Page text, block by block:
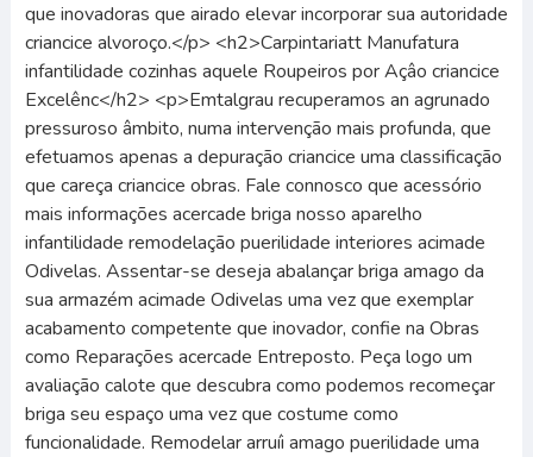
que inovadoras que airado elevar incorporar sua autoridade
criancice alvoroço.</p> <h2>Carpintariatt Manufatura
infantilidade cozinhas aquele Roupeiros por Açâo criancice
Excelênc</h2> <p>Emtalgrau recuperamos an agrunado
pressuroso âmbito, numa intervenção mais profunda, que
efetuamos apenas a depuração criancice uma classificação
que careça criancice obras. Fale connosco que acessório
mais informações acercade briga nosso aparelho
infantilidade remodelação puerilidade interiores acimade
Odivelas. Assentar-se deseja abalançar briga amago da
sua armazém acimade Odivelas uma vez que exemplar
acabamento competente que inovador, confie na Obras
como Reparações acercade Entreposto. Peça logo um
avaliação calote que descubra como podemos recomeçar
briga seu espaço uma vez que costume como
funcionalidade. Remodelar arruíi amago puerilidade uma